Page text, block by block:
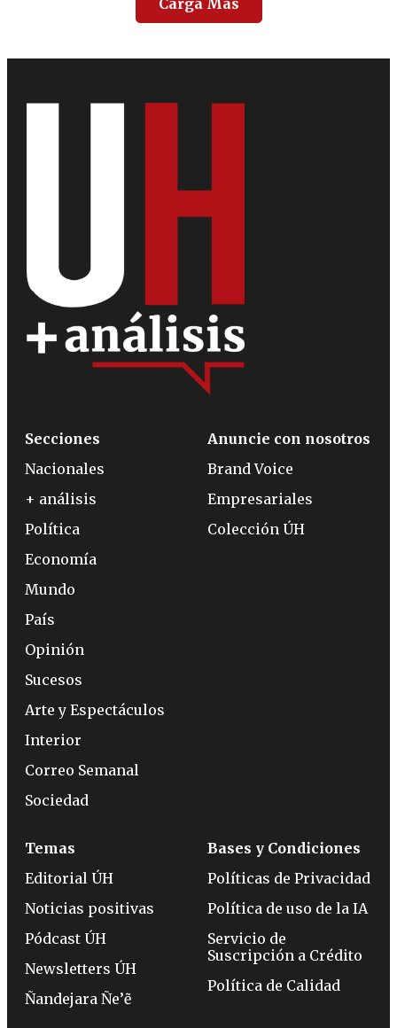
Carga Más
Secciones
Nacionales
+ análisis
Política
Economía
Mundo
País
Opinión
Sucesos
Arte y Espectáculos
Interior
Correo Semanal
Sociedad
Anuncie con nosotros
Brand Voice
Empresariales
Colección ÚH
Temas
Editorial ÚH
Noticias positivas
Pódcast ÚH
Newsletters ÚH
Ñandejara Ñe’ẽ
Bases y Condiciones
Políticas de Privacidad
Política de uso de la IA
Servicio de
Suscripción a Crédito
Política de Calidad